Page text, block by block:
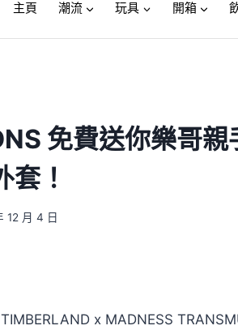
主頁 潮流 玩具 開箱
免費送你樂哥
套！
12 月 4 日
x MADNESS